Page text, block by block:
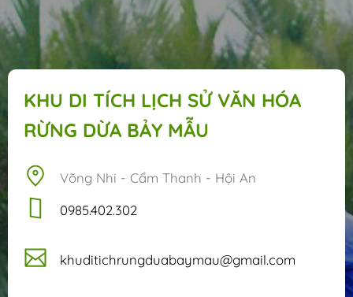
KHU DI TÍCH LỊCH SỬ VĂN HÓA
RỪNG DỪA BẢY MẪU
Võng Nhi - Cẩm Thanh - Hội An
‭‭0985.402.302
khuditichrungduabaymau@gmail.com